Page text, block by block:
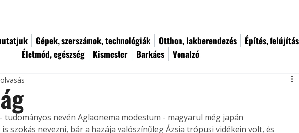
Gépek, szerszámok, technológiák Otthon, lakberendezés Építés, felújítás
Életmód, egészség
Kismester Barkács Vonalzó
tudományos nevén Aglaonema modestum - magyarul még japán
szokás nevezni, bár a hazája valószínűleg Ázsia trópusi vidékein volt, és